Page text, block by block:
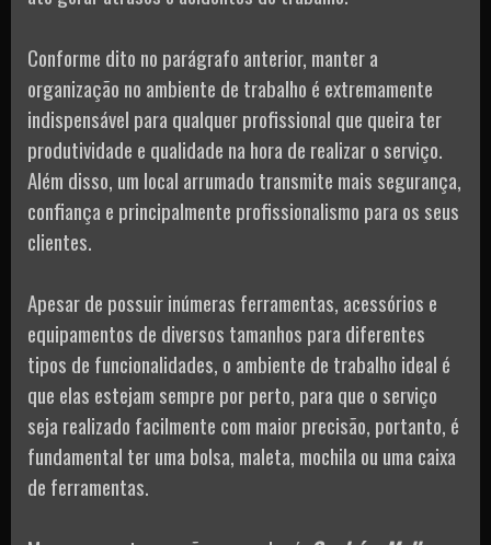
Conforme dito no parágrafo anterior, manter a
organização no ambiente de trabalho é extremamente
indispensável para qualquer profissional que queira ter
produtividade e qualidade na hora de realizar o serviço.
Além disso, um local arrumado transmite mais segurança,
confiança e principalmente profissionalismo para os seus
clientes.
Apesar de possuir inúmeras ferramentas, acessórios e
equipamentos de diversos tamanhos para diferentes
tipos de funcionalidades, o ambiente de trabalho ideal é
que elas estejam sempre por perto, para que o serviço
seja realizado facilmente com maior precisão, portanto, é
fundamental ter uma bolsa, maleta, mochila ou uma caixa
de ferramentas.